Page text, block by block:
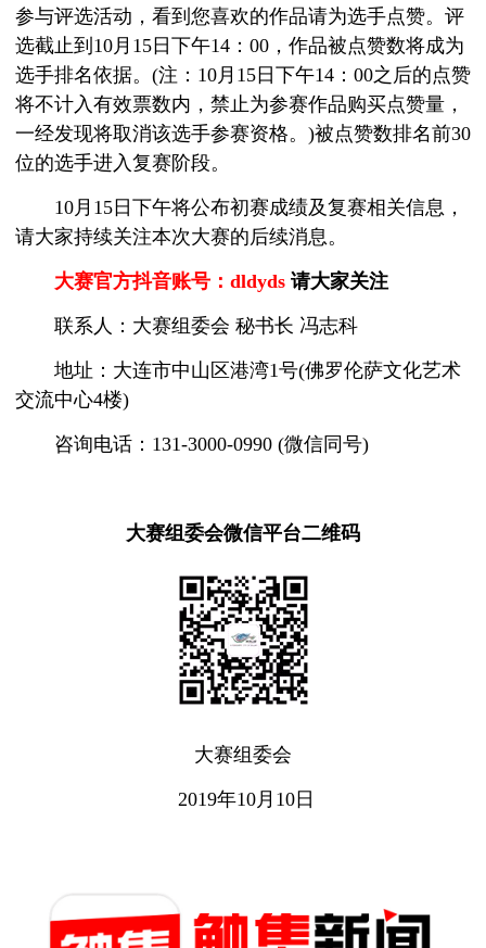
参与评选活动，看到您喜欢的作品请为选手点赞。评
选截止到10月15日下午14：00，作品被点赞数将成为
选手排名依据。(注：10月15日下午14：00之后的点赞
将不计入有效票数内，禁止为参赛作品购买点赞量，
一经发现将取消该选手参赛资格。)被点赞数排名前30
位的选手进入复赛阶段。
10月15日下午将公布初赛成绩及复赛相关信息，
请大家持续关注本次大赛的后续消息。
大赛官方抖音账号：dldyds 请大家关注
联系人：大赛组委会 秘书长 冯志科
地址：大连市中山区港湾1号(佛罗伦萨文化艺术
交流中心4楼)
咨询电话：131-3000-0990 (微信同号)
大赛组委会微信平台二维码
大赛组委会
2019年10月10日